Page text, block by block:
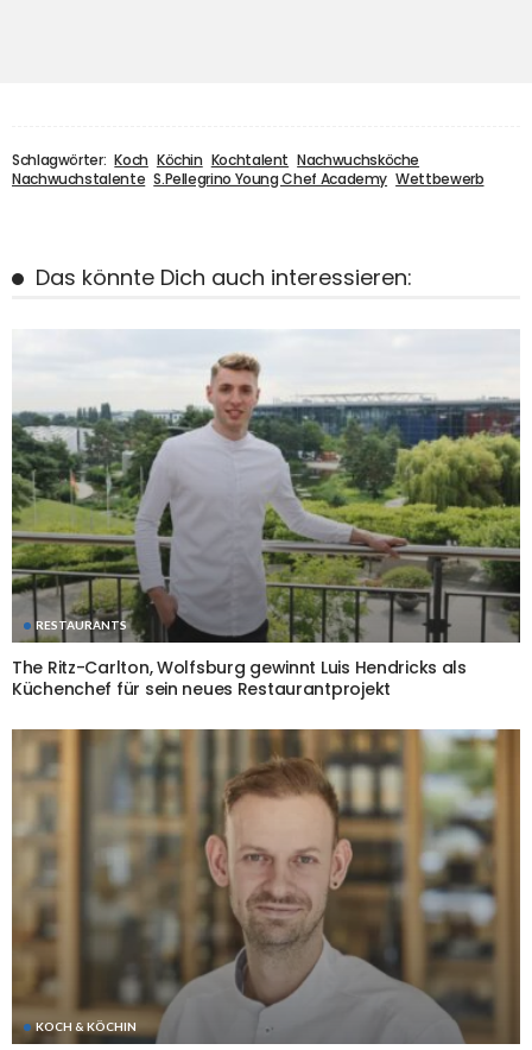
Schlagwörter: Koch Köchin Kochtalent Nachwuchsköche
Nachwuchstalente S.Pellegrino Young Chef Academy Wettbewerb
Das könnte Dich auch interessieren:
RESTAURANTS
The Ritz-Carlton, Wolfsburg gewinnt Luis Hendricks als
Küchenchef für sein neues Restaurantprojekt
KOCH & KÖCHIN